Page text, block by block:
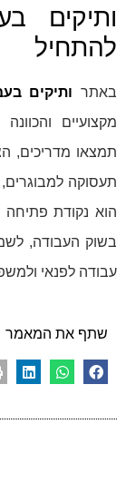
ותיקים
להתחיל
באתר ותיקים
מקצועיים
תמצאו מדריכים,
תעסוקה
הוא נקודת
בשוק העבודה,
עבודה לפנאי
שתף את המאמר